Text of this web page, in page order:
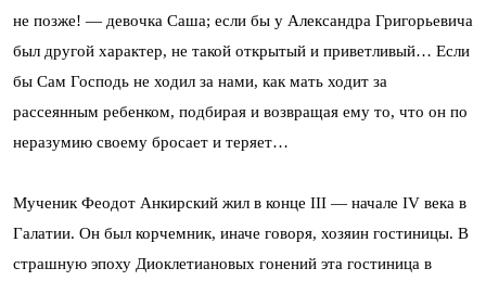
не позже! — девочка Саша; если бы у Александра Григорьевича
был другой характер, не такой открытый и приветливый… Если
бы Сам Господь не ходил за нами, как мать ходит за
рассеянным ребенком, подбирая и возвращая ему то, что он по
неразумию своему бросает и теряет…
Мученик Феодот Анкирский жил в конце III — начале IV века в
Галатии. Он был корчемник, иначе говоря, хозяин гостиницы. В
страшную эпоху Диоклетиановых гонений эта гостиница в